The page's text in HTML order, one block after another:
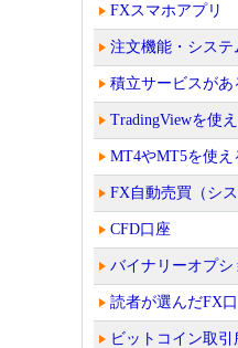
FXスマホアプリ
注文機能・システ
積立サービスがあ
TradingViewを使
MT4やMT5を使え
FX自動売買（シ
CFD口座
バイナリーオプシ
読者が選んだFX
ビットコイン取